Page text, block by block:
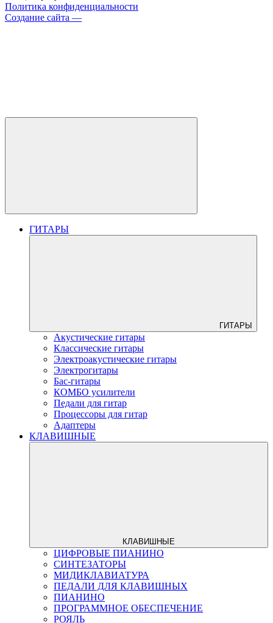
Политика конфиденциальности
Создание сайта —
ГИТАРЫ
ГИТАРЫ
Акустические гитары
Классические гитары
Электроакустические гитары
Электрогитары
Бас-гитары
КОМБО усилители
Педали для гитар
Процессоры для гитар
Адаптеры
КЛАВИШНЫЕ
КЛАВИШНЫЕ
ЦИФРОВЫЕ ПИАНИНО
СИНТЕЗАТОРЫ
МИДИКЛАВИАТУРА
ПЕДАЛИ ДЛЯ КЛАВИШНЫХ
ПИАНИНО
ПРОГРАММНОЕ ОБЕСПЕЧЕНИЕ
РОЯЛЬ